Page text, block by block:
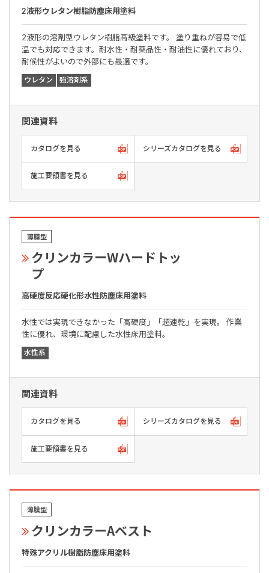
2液形ウレタン樹脂防塵床用塗料
2液形の溶剤型ウレタン樹脂高級塗料です。 塗り重ねが容易で低
温でも対応できます。耐水性・耐薬品性・耐油性に優れており、
耐候性がよいので外部にも最適です。
ウレタン 強溶剤系
関連資料
カタログを見る シリーズカタログを見る
施工要領書を見る
薄膜型
クリンカラーWハードトッ
プ
高硬度反応硬化形水性防塵床用塗料
水性では実現できなかった「高硬度」「超速乾」を実現。 作業
性に優れ、環境に配慮した水性床用塗料。
水性系
関連資料
カタログを見る シリーズカタログを見る
施工要領書を見る
薄膜型
クリンカラーAベスト
特殊アクリル樹脂防塵床用塗料